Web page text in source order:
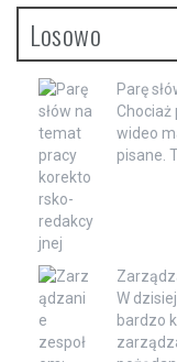
Losowo
Parę
wideo
pisane.
W
bardzo